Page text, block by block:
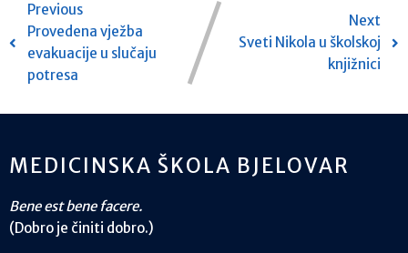
Previous
Provedena vježba
evakuacije u slučaju
potresa
Next
Sveti Nikola u školskoj
knjižnici
MEDICINSKA ŠKOLA BJELOVAR
Bene est bene facere.
(Dobro je činiti dobro.)